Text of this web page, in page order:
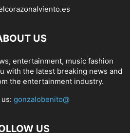
US
entertainment, music fashion
with the latest breaking news and
the entertainment industry.
gonzalobenito@
US